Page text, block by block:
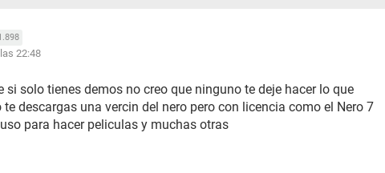
22:48
si solo tienes demos no creo que ninguno te deje hacer lo que
te descargas una vercin del nero pero con licencia como el Nero 7
para hacer peliculas y muchas otras